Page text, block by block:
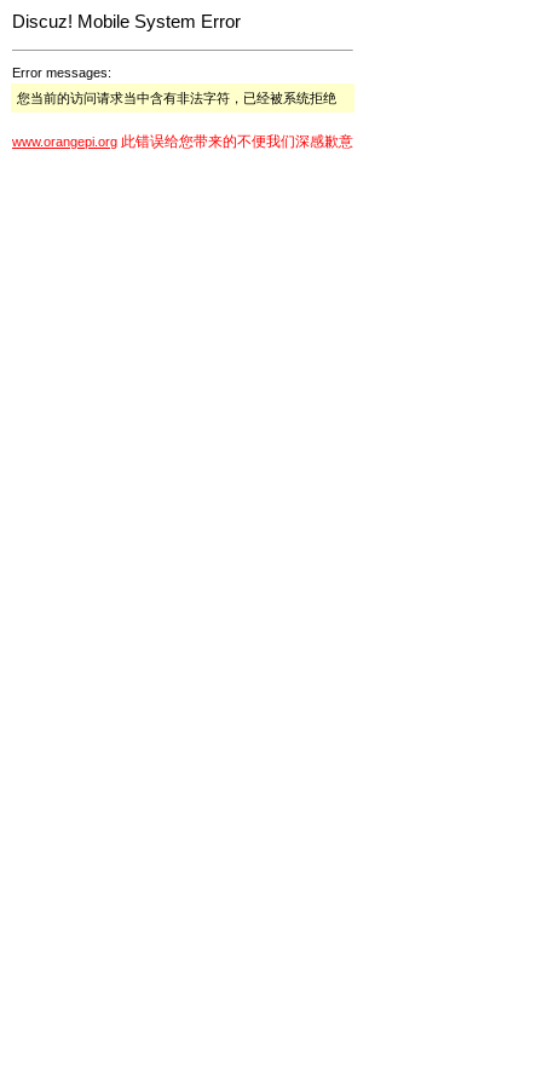
Discuz! Mobile System Error
Error messages:
您当前的访问请求当中含有非法字符，已经被系统拒绝
www.orangepi.org 此错误给您带来的不便我们深感歉意